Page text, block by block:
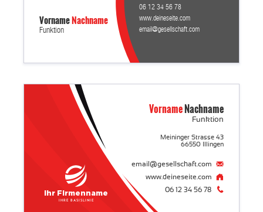
Funktion
VornameNachname
email@gesellschaft.com
06 12 34 56 78
www.deineseite.com
06 12 34 56 78
www.deineseite.com
email@gesellschaft.com
Funktion
Meininger Strasse 43
66550 Illingen
VornameNachname
Ihr Firmenname
Ihre Basislinie